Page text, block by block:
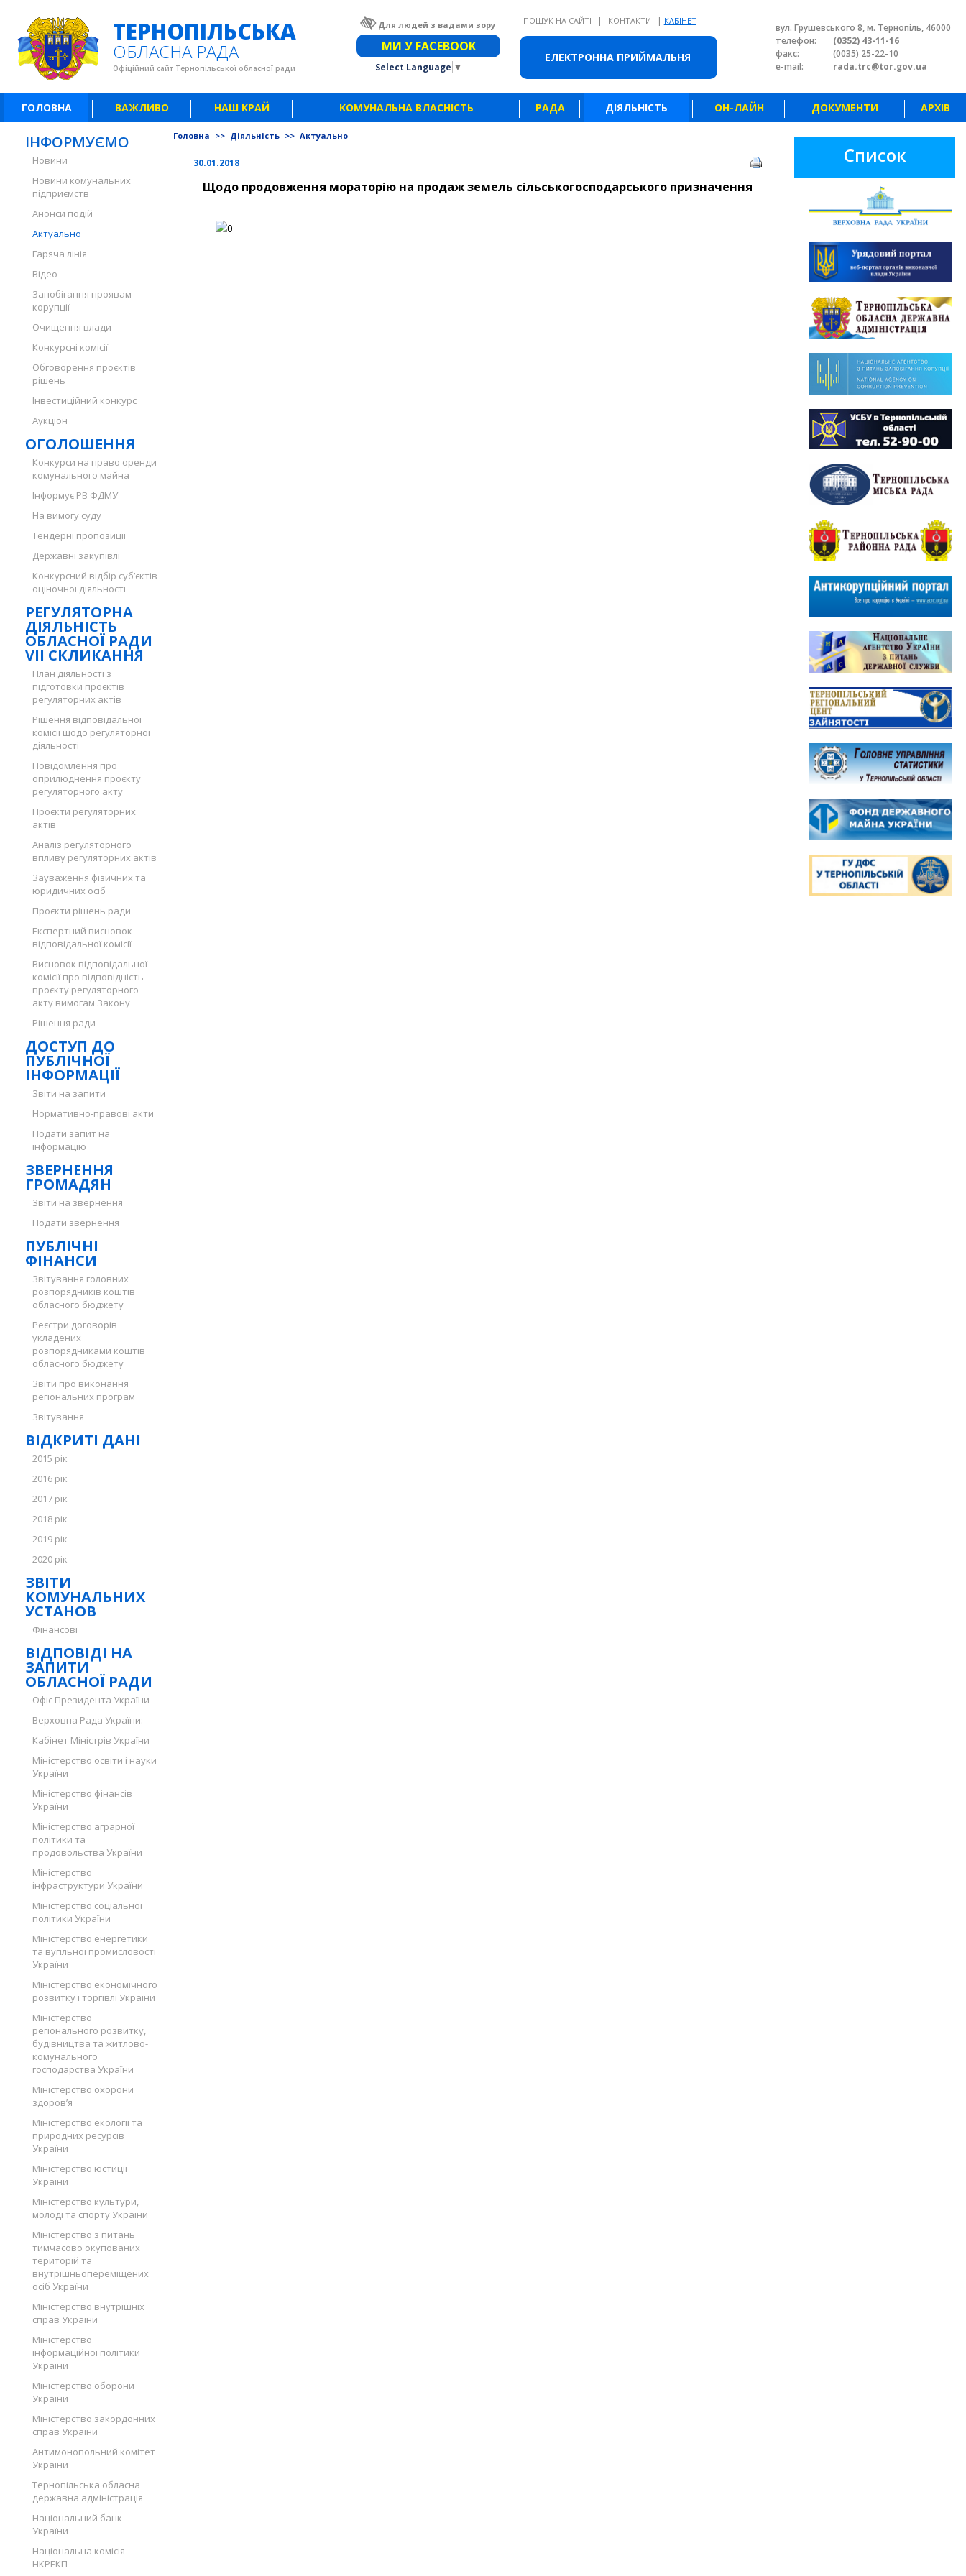
ЕЛЕКТРОННА ПРИЙМАЛЬНЯ
ТЕРНОПІЛЬСЬКА
ОБЛАСНА РАДА
Офіційний сайт Тернопільської обласної ради
Для людей з вадами зору Звичайна версія сайту
МИ У FACEBOOK
Select Language ▼
ПОШУК НА САЙТІ | КОНТАКТИ | КАБІНЕТ
вул. Грушевського 8, м. Тернопіль, 46000
телефон:
(0352) 43-11-16
факс:
(0035) 25-22-10
e-mail:
rada.trc@tor.gov.ua
ГОЛОВНА ВАЖЛИВО НАШ КРАЙ КОМУНАЛЬНА ВЛАСНІСТЬ РАДА ДІЯЛЬНІСТЬ ОН-ЛАЙН ДОКУМЕНТИ АРХІВ
ІНФОРМУЄМО
Новини
Новини комунальних
підприємств
Анонси подій
Актуально
Гаряча лінія
Відео
Запобігання проявам
корупції
Очищення влади
Конкурсні комісії
Обговорення проєктів
рішень
Інвестиційний конкурс
Аукціон
ОГОЛОШЕННЯ
Конкурси на право оренди
комунального майна
Інформує РВ ФДМУ
На вимогу суду
Тендерні пропозиції
Державні закупівлі
Конкурсний відбір суб’єктів
оціночної діяльності
РЕГУЛЯТОРНА
ДІЯЛЬНІСТЬ
ОБЛАСНОЇ РАДИ
VII СКЛИКАННЯ
План діяльності з
підготовки проєктів
регуляторних актів
Рішення відповідальної
комісії щодо регуляторної
діяльності
Повідомлення про
оприлюднення проєкту
регуляторного акту
Проєкти регуляторних
актів
Аналіз регуляторного
впливу регуляторних актів
Зауваження фізичних та
юридичних осіб
Проєкти рішень ради
Експертний висновок
відповідальної комісії
Висновок відповідальної
комісії про відповідність
проєкту регуляторного
акту вимогам Закону
Рішення ради
ДОСТУП ДО
ПУБЛІЧНОЇ
ІНФОРМАЦІЇ
Звіти на запити
Нормативно-правові акти
Подати запит на
інформацію
ЗВЕРНЕННЯ
ГРОМАДЯН
Звіти на звернення
Подати звернення
ПУБЛІЧНІ
ФІНАНСИ
Звітування головних
розпорядників коштів
обласного бюджету
Реєстри договорів
укладених
розпорядниками коштів
обласного бюджету
Звіти про виконання
регіональних програм
Звітування
ВІДКРИТІ ДАНІ
2015 рік
2016 рік
2017 рік
2018 рік
2019 рік
2020 рік
ЗВІТИ
КОМУНАЛЬНИХ
УСТАНОВ
Фінансові
ВІДПОВІДІ НА
ЗАПИТИ
ОБЛАСНОЇ РАДИ
Офіс Президента України
Верховна Рада України:
Кабінет Міністрів України
Міністерство освіти і науки
України
Міністерство фінансів
України
Міністерство аграрної
політики та
продовольства України
Міністерство
інфраструктури України
Міністерство соціальної
політики України
Міністерство енергетики
та вугільної промисловості
України
Міністерство економічного
розвитку і торгівлі України
Міністерство
регіонального розвитку,
будівництва та житлово-
комунального
господарства України
Міністерство охорони
здоров’я
Міністерство екології та
природних ресурсів
України
Міністерство юстиції
України
Міністерство культури,
молоді та спорту України
Міністерство з питань
тимчасово окупованих
територій та
внутрішньопереміщених
осіб України
Міністерство внутрішніх
справ України
Міністерство
інформаційної політики
України
Міністерство оборони
України
Міністерство закордонних
справ України
Антимонопольний комітет
України
Тернопільська обласна
державна адміністрація
Національний банк
України
Національна комісія
НКРЕКП
Головна >> Діяльність >> Актуально
30.01.2018
Щодо продовження мораторію на продаж земель сільськогосподарського призначення
Список